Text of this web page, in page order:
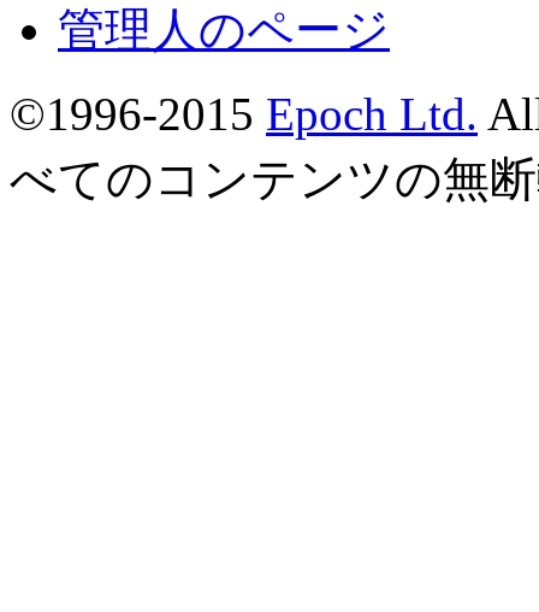
管理人のページ
©1996-2015 Epoch Ltd.
べてのコンテンツの無